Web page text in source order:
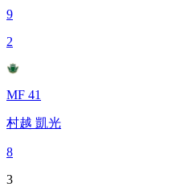
9
2
MF 41
村越 凱光
8
3